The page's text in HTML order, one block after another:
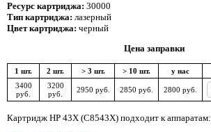
Ресурс картриджа: 30000
Тип картриджа: лазерный
Цвет картриджа: черный
Цена заправки
1 шт. 2 шт. > 3 шт. > 10 шт. у нас
3400
руб.
3200
руб.
2950 руб. 2850 руб. 2800 руб.
Картридж HP 43X (C8543X) подходит к аппаратам: